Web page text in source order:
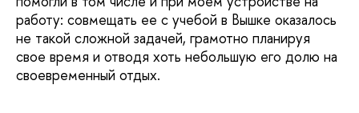
работу: совмещать ее с учебой в Вышке оказалось
не такой сложной задачей, грамотно планируя
свое время и отводя хоть небольшую его долю на
своевременный отдых.